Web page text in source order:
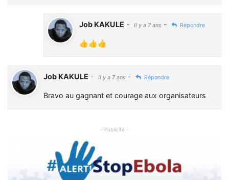
Job KAKULE - Il y a 7 ans - Répondre
👍👍👍
Job KAKULE - Il y a 7 ans - Répondre
Bravo au gagnant et courage aux organisateurs
- Publicité -